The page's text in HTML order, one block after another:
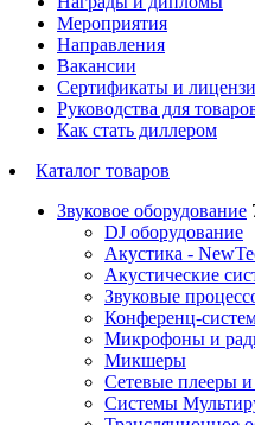
Мероприятия
Направления
Вакансии
Сертификаты и
Руководства для
Как стать диллером
Каталог товаров
Звуковое оборудование
DJ оборудование
Акустика -
Акустические
Звуковые
Конференц-
Микрофоны и
Микшеры
Сетевые плееры
Системы